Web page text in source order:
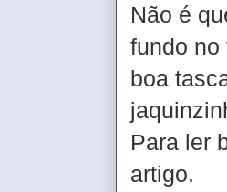
Não é
fundo no
boa
Para ler
artigo.